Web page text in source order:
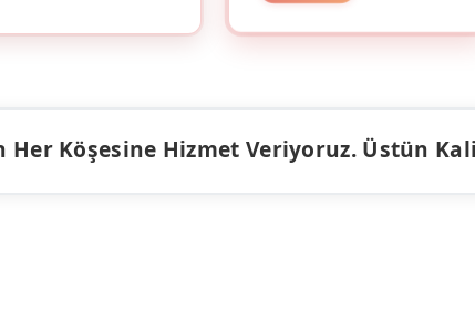
Köşesine Hizmet Veriyoruz. Üstün